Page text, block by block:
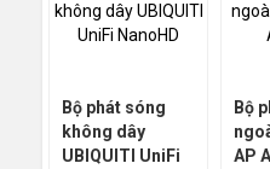
Bộ phát sóng
không dây
UBIQUITI UniFi
Bộ
AP